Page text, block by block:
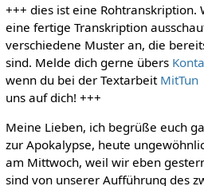
+++ dies ist eine Rohtranskription.
eine fertige Transkription
verschiedene Muster an, die
sind. Melde dich gerne übers
wenn du bei der Textarbeit MitTun
uns auf dich! +++
Meine Lieben, ich begrüße euch
zur Apokalypse, heute
am Mittwoch, weil wir eben
sind von unserer Aufführung des